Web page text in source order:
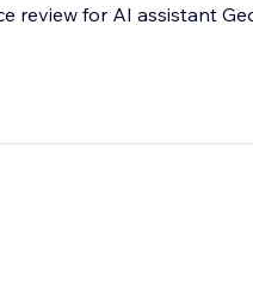
review for AI assistant